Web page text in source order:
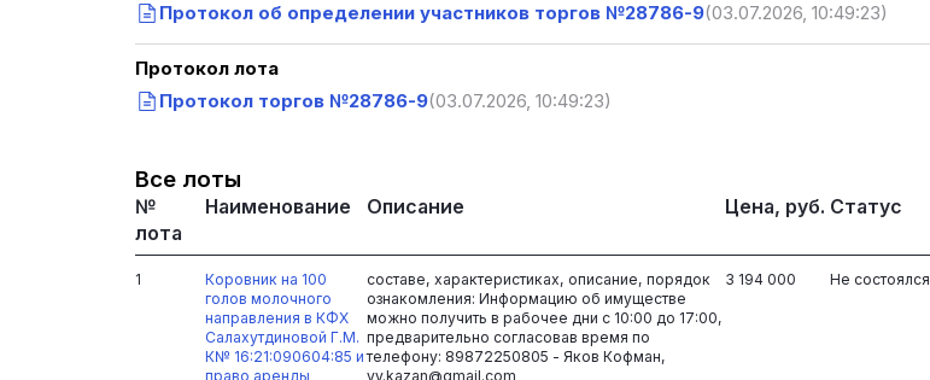
Протокол об определении участников торгов №28786-9(03.07.2026, 10:49:23)
Протокол лота
Протокол торгов №28786-9(03.07.2026, 10:49:23)
Все лоты
№
лота
Наименование Описание Цена, руб. Статус
1
Коровник на 100
голов молочного
направления в КФХ
Салахутдиновой Г.М.
К№ 16:21:090604:85 и
право аренды
составе, характеристиках, описание, порядок
ознакомления: Информацию об имуществе
можно получить в рабочее дни с 10:00 до 17:00,
предварительно согласовав время по
телефону: 89872250805 - Яков Кофман,
yy.kazan@gmail.com
3 194 000 Не состоялся